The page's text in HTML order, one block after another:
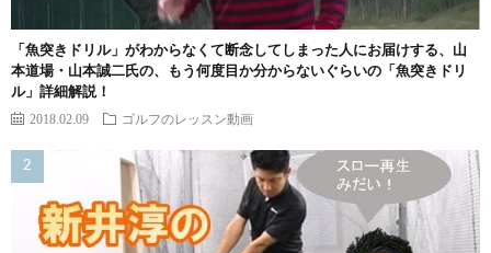
「魚突きドリル」がわからなくて断念してしまった人にお届けする、山
本道場・山本誠二氏の、もう何度目か分からないぐらいの「魚突きドリ
ル」詳細解説！
2018.02.09 ゴルフのレッスン動画